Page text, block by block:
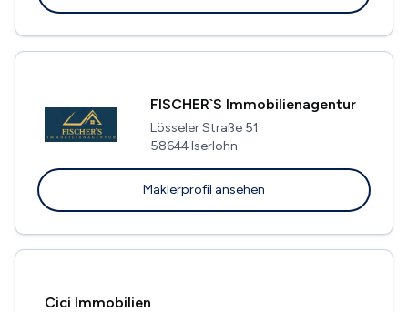
FISCHER`S Immobilienagentur
Lösseler Straße 51
58644 Iserlohn
Maklerprofil ansehen
Cici Immobilien